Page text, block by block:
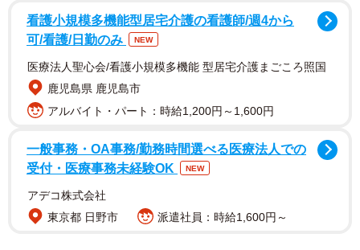
看護小規模多機能型居宅介護の看護師/週4から
可/看護/日勤のみ
NEW
医療法人聖心会/看護小規模多機能 型居宅介護まごころ照国
鹿児島県 鹿児島市
アルバイト・パート：時給1,200円～1,600円
一般事務・OA事務/勤務時間選べる医療法人での
受付・医療事務未経験OK
NEW
アデコ株式会社
東京都 日野市
派遣社員：時給1,600円～